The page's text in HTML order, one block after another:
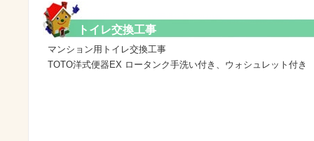
トイレ交換工事
マンション用トイレ交換工事
TOTO洋式便器EX ロータンク手洗い付き、ウォシュレット付き